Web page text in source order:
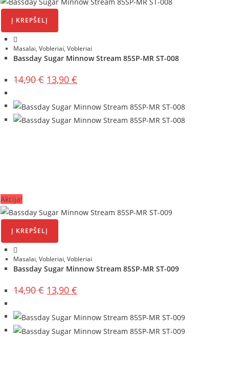
Į KREPŠELĮ
Masalai,Vobleriai,Vobleriai
Bassday Sugar Minnow Stream 85SP-MR ST-008
14,90€ Original
price
13,90€price
Akcija!
Į KREPŠELĮ
Masalai,Vobleriai,Vobleriai
Bassday Sugar Minnow Stream 85SP-MR ST-009
14,90€ Original
price
13,90€price